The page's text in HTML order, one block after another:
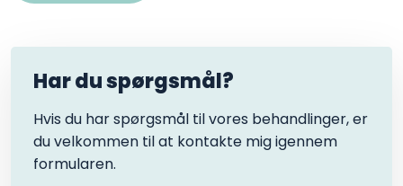
Har du spørgsmål?
Hvis du har spørgsmål til vores behandlinger, er
du velkommen til at kontakte mig igennem
formularen.